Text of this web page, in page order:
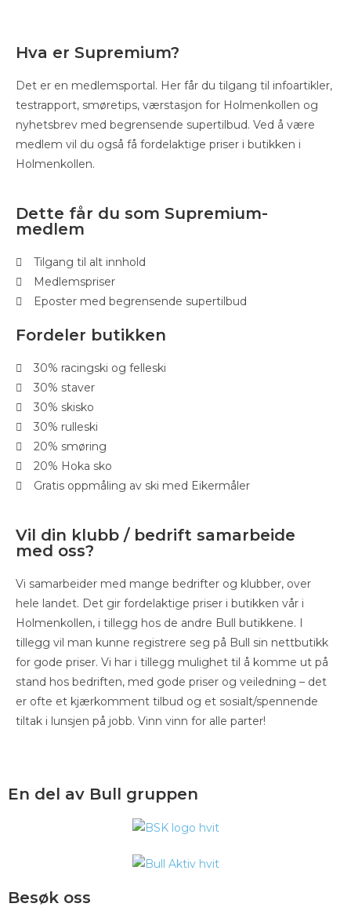
Hva er Supremium?
Det er en medlemsportal. Her får du tilgang til infoartikler,
testrapport, smøretips, værstasjon for Holmenkollen og
nyhetsbrev med begrensende supertilbud. Ved å være
medlem vil du også få fordelaktige priser i butikken i
Holmenkollen.
Dette får du som Supremium-
medlem
Tilgang til alt innhold
Medlemspriser
Eposter med begrensende supertilbud
Fordeler butikken
30% racingski og felleski
30% staver
30% skisko
30% rulleski
20% smøring
20% Hoka sko
Gratis oppmåling av ski med Eikermåler
Vil din klubb / bedrift samarbeide
med oss?
Vi samarbeider med mange bedrifter og klubber, over
hele landet. Det gir fordelaktige priser i butikken vår i
Holmenkollen, i tillegg hos de andre Bull butikkene. I
tillegg vil man kunne registrere seg på Bull sin nettbutikk
for gode priser. Vi har i tillegg mulighet til å komme ut på
stand hos bedriften, med gode priser og veiledning – det
er ofte et kjærkomment tilbud og et sosialt/spennende
tiltak i lunsjen på jobb. Vinn vinn for alle parter!
En del av Bull gruppen
Besøk oss